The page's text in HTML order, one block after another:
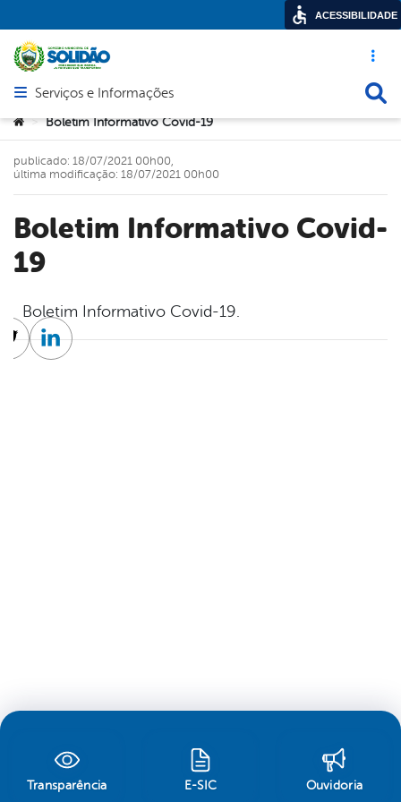
Acesso
Abrir menu principal de navegação
Serviços e Informações
Você está aqui:
> Boletim Informativo Covid-19
Boletim Informativo Covid-
19
publicado: 18/07/2021 00h00,
última modificação: 18/07/2021 00h00
Boletim Informativo Covid-19.
TwitterLinkedin
Transparência E-SIC Ouvidoria
ACESSIBILIDADE